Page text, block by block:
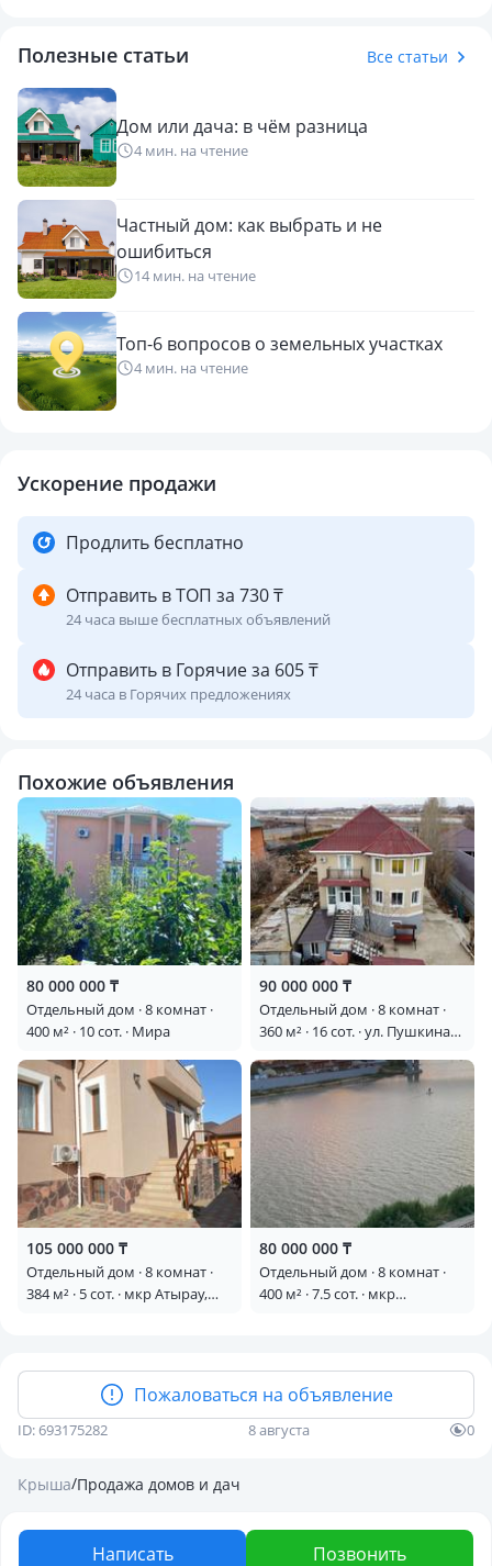
Полезные статьи Все статьи
Дом или дача: в чём разница
4 мин. на чтение
Частный дом: как выбрать и не
ошибиться
14 мин. на чтение
Топ-6 вопросов о земельных участках
4 мин. на чтение
Ускорение продажи
Продлить бесплатно
Отправить в ТОП за 730 ₸
24 часа выше бесплатных объявлений
Отправить в Горячие за 605 ₸
24 часа в Горячих предложениях
Похожие объявления
80 000 000 ₸
Отдельный дом · 8 комнат ·
400 м² · 10 сот. · Мира
90 000 000 ₸
Отдельный дом · 8 комнат ·
360 м² · 16 сот. · ул. Пушкина
берегу реки
105 000 000 ₸
Отдельный дом · 8 комнат ·
384 м² · 5 сот. · мкр Атырау,
80 000 000 ₸
Отдельный дом · 8 комнат ·
400 м² · 7.5 сот. · мкр
Пожаловаться на объявление
ID: 693175282 8 августа 0
Крыша/Продажа домов и дач
Написать Позвонить